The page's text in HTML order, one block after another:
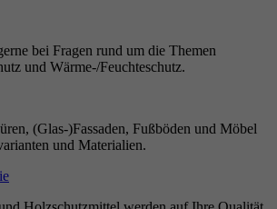
bei Fragen rund um die Themen
und Wärme-/Feuchteschutz.
(Glas-)Fassaden, Fußböden und Möbel
und Materialien.